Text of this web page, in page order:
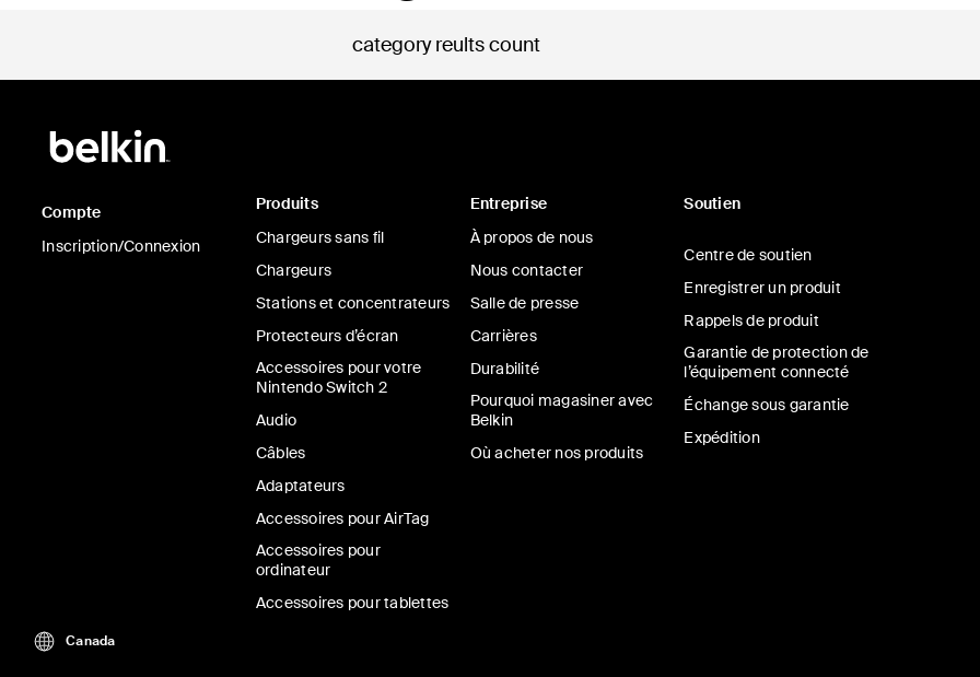
category reults count
Compte
Inscription/Connexion
Produits
Chargeurs sans fil
Chargeurs
Stations et concentrateurs
Protecteurs d’écran
Accessoires pour votre
Nintendo Switch 2
Audio
Câbles
Adaptateurs
Accessoires pour AirTag
Accessoires pour
ordinateur
Accessoires pour tablettes
Entreprise
À propos de nous
Nous contacter
Salle de presse
Carrières
Durabilité
Pourquoi magasiner avec
Belkin
Où acheter nos produits
Soutien
Centre de soutien
Enregistrer un produit
Rappels de produit
Garantie de protection de
l’équipement connecté
Échange sous garantie
Expédition
Canada